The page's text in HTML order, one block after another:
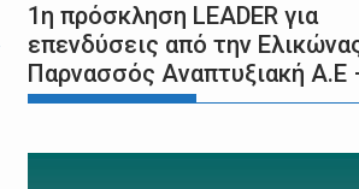
1η πρόσκληση LEADER για
επενδύσεις από την
Παρνασσός Αναπτυξιακή